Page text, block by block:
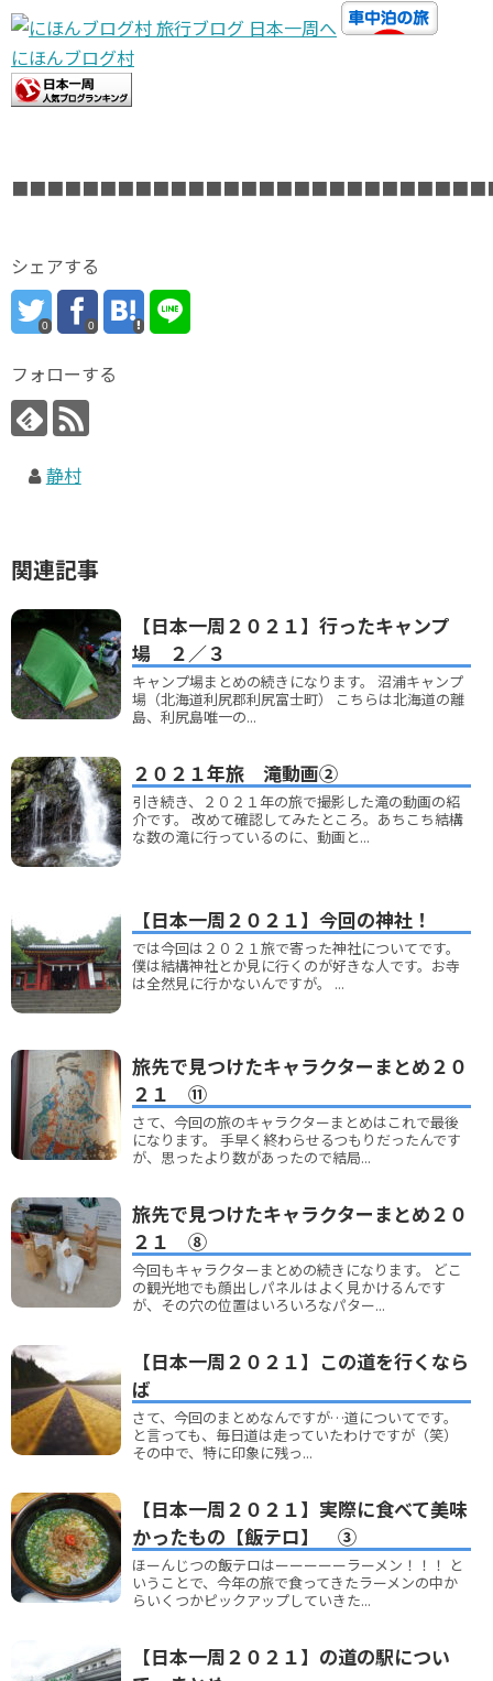
にほんブログ村
シェアする
0 0
フォローする
静村
関連記事
【日本一周２０２１】行ったキャンプ
場 ２／３
キャンプ場まとめの続きになります。 沼浦キャンプ
場（北海道利尻郡利尻富士町） こちらは北海道の離
島、利尻島唯一の...
２０２１年旅 滝動画②
引き続き、２０２１年の旅で撮影した滝の動画の紹
介です。 改めて確認してみたところ。あちこち結構
な数の滝に行っているのに、動画と...
【日本一周２０２１】今回の神社！
では今回は２０２１旅で寄った神社についてです。
僕は結構神社とか見に行くのが好きな人です。お寺
は全然見に行かないんですが。 ...
旅先で見つけたキャラクターまとめ２０
２１ ⑪
さて、今回の旅のキャラクターまとめはこれで最後
になります。 手早く終わらせるつもりだったんです
が、思ったより数があったので結局...
旅先で見つけたキャラクターまとめ２０
２１ ⑧
今回もキャラクターまとめの続きになります。 どこ
の観光地でも顔出しパネルはよく見かけるんです
が、その穴の位置はいろいろなパター...
【日本一周２０２１】この道を行くなら
ば
さて、今回のまとめなんですが…道についてです。
と言っても、毎日道は走っていたわけですが（笑）
その中で、特に印象に残っ...
【日本一周２０２１】実際に食べて美味
かったもの【飯テロ】 ③
ほーんじつの飯テロはーーーーーラーメン！！！ と
いうことで、今年の旅で食ってきたラーメンの中か
らいくつかピックアップしていきた...
【日本一周２０２１】の道の駅につい